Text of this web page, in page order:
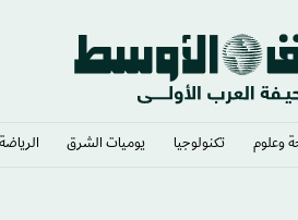
وعلوم تكنولوجيا يوميات الشرق​ الرياضة